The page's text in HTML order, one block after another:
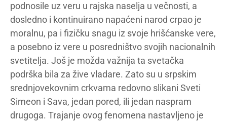
podnosile uz veru u rajska naselja u večnosti, a
dosledno i kontinuirano napaćeni narod crpao je
moralnu, pa i fizičku snagu iz svoje hrišćanske vere,
a posebno iz vere u posredništvo svojih nacionalnih
svetitelja. Još je možda važnija ta svetačka
podrška bila za žive vladare. Zato su u srpskim
srednjovekovnim crkvama redovno slikani Sveti
Simeon i Sava, jedan pored, ili jedan naspram
drugoga. Trajanje ovog fenomena nastavljeno je